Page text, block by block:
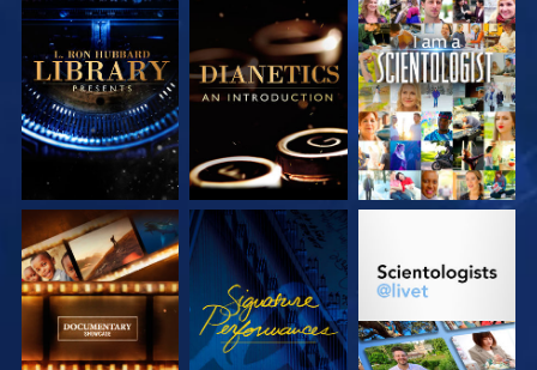
UTFORSKA
SERIEN
UTFORSKA
SERIEN
TITTA
UTFORSKA
SERIEN
TITTA
UTFORSKA